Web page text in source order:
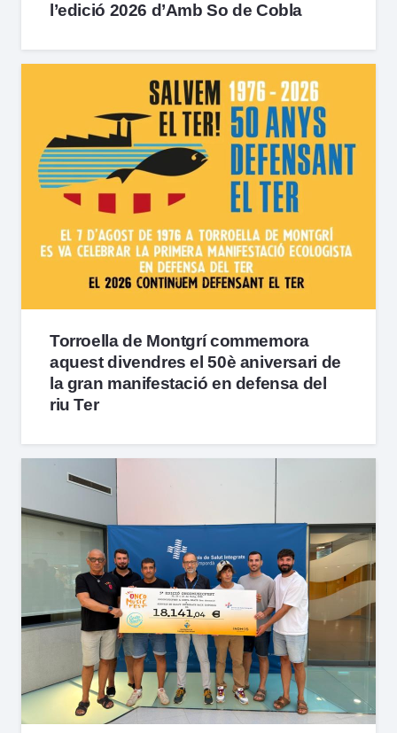
l’edició 2026 d’Amb So de Cobla
Torroella de Montgrí commemora
aquest divendres el 50è aniversari de
la gran manifestació en defensa del
riu Ter